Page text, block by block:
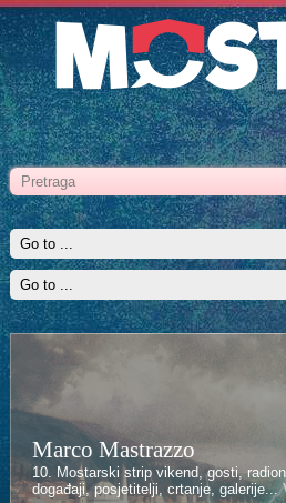
Marco Mastrazzo
10. Mostarski strip vikend, gosti,
događaji, posjetitelji, crtanje, galerije...